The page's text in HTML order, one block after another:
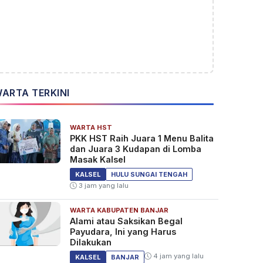
TERKINI
WARTA HST
PKK HST Raih Juara 1 Menu Balita
dan Juara 3 Kudapan di Lomba
Masak Kalsel
KALSEL
HULU SUNGAI TENGAH
3 jam yang lalu
WARTA KABUPATEN BANJAR
Alami atau Saksikan Begal
Payudara, Ini yang Harus
Dilakukan
KALSEL BANJAR 4 jam yang lalu